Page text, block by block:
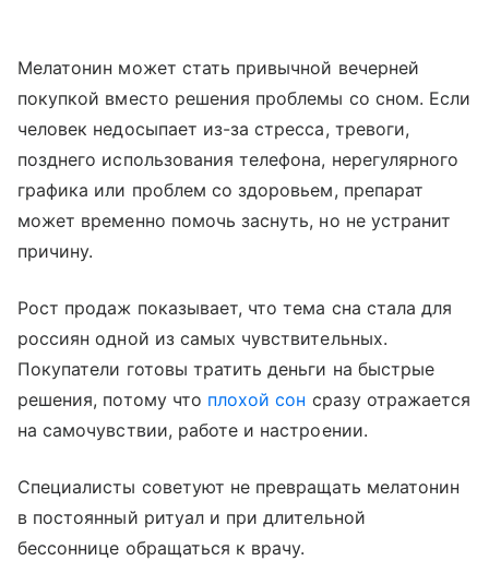
Мелатонин может стать привычной вечерней
покупкой вместо решения проблемы со сном. Если
человек недосыпает из-за стресса, тревоги,
позднего использования телефона, нерегулярного
графика или проблем со здоровьем, препарат
может временно помочь заснуть, но не устранит
причину.
Рост продаж показывает, что тема сна стала для
россиян одной из самых чувствительных.
Покупатели готовы тратить деньги на быстрые
решения, потому что плохой сон сразу отражается
на самочувствии, работе и настроении.
Специалисты советуют не превращать мелатонин
в постоянный ритуал и при длительной
бессоннице обращаться к врачу.